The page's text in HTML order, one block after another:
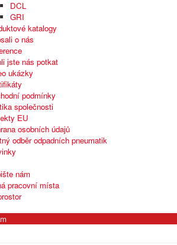
DCL
GRI
katalogy
o nás
jste nás potkat
ukázky
podmínky
společnosti
EU
osobních údajů
odběr odpadních pneumatik
nám
pracovní místa